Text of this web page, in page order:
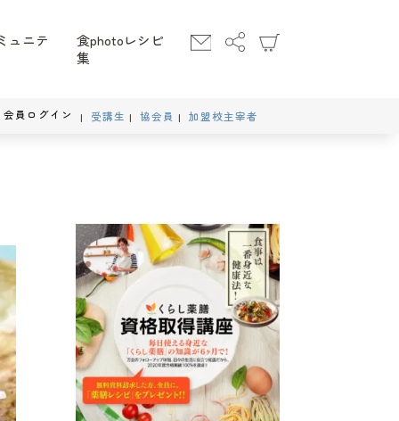
ュニテ
食photoレシピ
集
会員ログイン 受講生 協会員 加盟校主宰者